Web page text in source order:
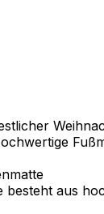
besteht aus